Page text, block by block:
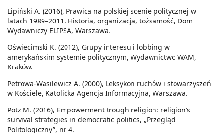
Lipiński A. (2016), Prawica na polskiej scenie politycznej w
latach 1989–2011. Historia, organizacja, tożsamość, Dom
Wydawniczy ELIPSA, Warszawa.
Oświecimski K. (2012), Grupy interesu i lobbing w
amerykańskim systemie politycznym, Wydawnictwo WAM,
Kraków.
Petrowa-Wasilewicz A. (2000), Leksykon ruchów i stowarzyszeń
w Kościele, Katolicka Agencja Informacyjna, Warszawa.
Potz M. (2016), Empowerment trough religion: religion’s
survival strategies in democratic politics, „Przegląd
Politologiczny”, nr 4.